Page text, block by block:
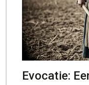
Evocatie: